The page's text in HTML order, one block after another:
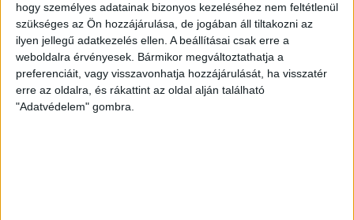
hogy személyes adatainak bizonyos kezeléséhez nem feltétlenül
szükséges az Ön hozzájárulása, de jogában áll tiltakozni az
ilyen jellegű adatkezelés ellen. A beállításai csak erre a
weboldalra érvényesek. Bármikor megváltoztathatja a
preferenciáit, vagy visszavonhatja hozzájárulását, ha visszatér
erre az oldalra, és rákattint az oldal alján található
"Adatvédelem" gombra.
Horvátországot, a folyók apadnak
ZÖLDINFÓ 13 óra telt el a létrehozás óta
Vízszolgáltatókat támadtak hackerek az Egyesült
Államokban
ZÖLDINFÓ 13 óra telt el a létrehozás óta